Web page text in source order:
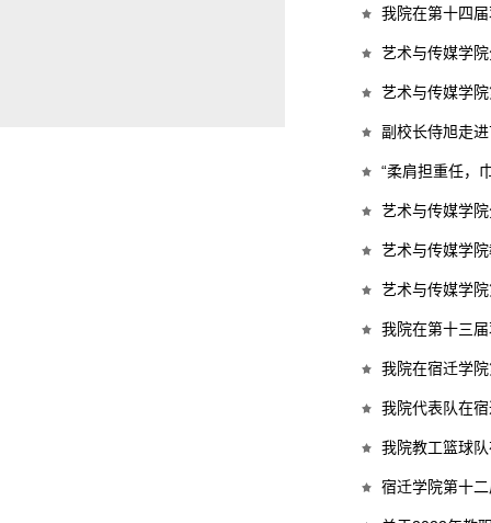
我院在第十四
艺术与传媒学
艺术与传媒学
副校长侍旭走
“柔肩担重任，
艺术与传媒学
艺术与传媒学
艺术与传媒学
我院在第十三
我院在宿迁学
我院代表队在
我院教工篮球
宿迁学院第十